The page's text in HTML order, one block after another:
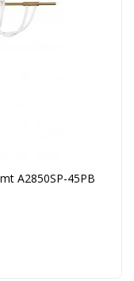
A2850SP-45PB